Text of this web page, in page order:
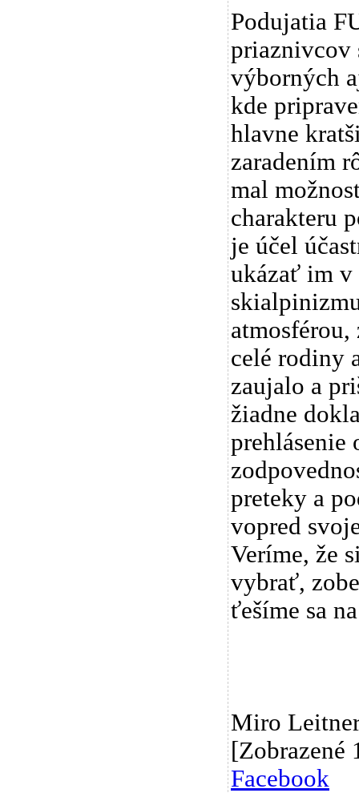
Podujatia
priaznivcov
výborných
kde
hlavne
zaradením
mal
charakteru
je účel
ukázať im v
celé rodiny
zaujalo a
žiadne
prehlásenie
preteky a
vopred
Veríme, že
vybrať,
ťešíme sa
Miro
[Zobrazené
Facebook